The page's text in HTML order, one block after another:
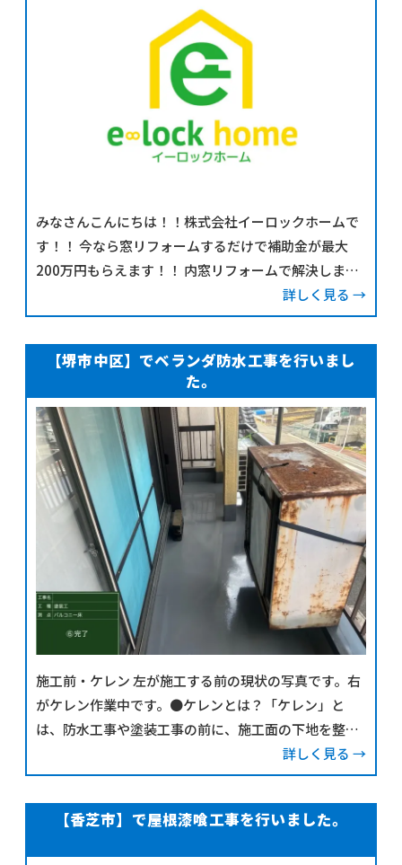
みなさんこんにちは！！株式会社イーロックホームで
す！！ 今なら窓リフォームするだけで補助金が最大
200万円もらえます！！ 内窓リフォームで解決しまし
ょう！！こんなお困り事ないですか？・夏は暑くて冬
は寒い・冷暖房費が高い・ヒートショックが心配・外
の騒音がう
詳しく見る →
【堺市中区】でベランダ防水工事を行いまし
た。
施工前・ケレン 左が施工する前の現状の写真です。右
がケレン作業中です。●ケレンとは？「ケレン」と
は、防水工事や塗装工事の前に、施工面の下地を整え
るための前処理作業のことです。具体的には、以下の
目的で様々な道具を用いて行われます。 ・古い塗膜や
劣化
詳しく見る →
【香芝市】で屋根漆喰工事を行いました。